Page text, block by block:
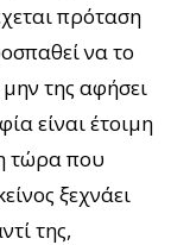
πρόταση
να το
της αφήσει
είναι έτοιμη
τώρα που
ξεχνάει
της,